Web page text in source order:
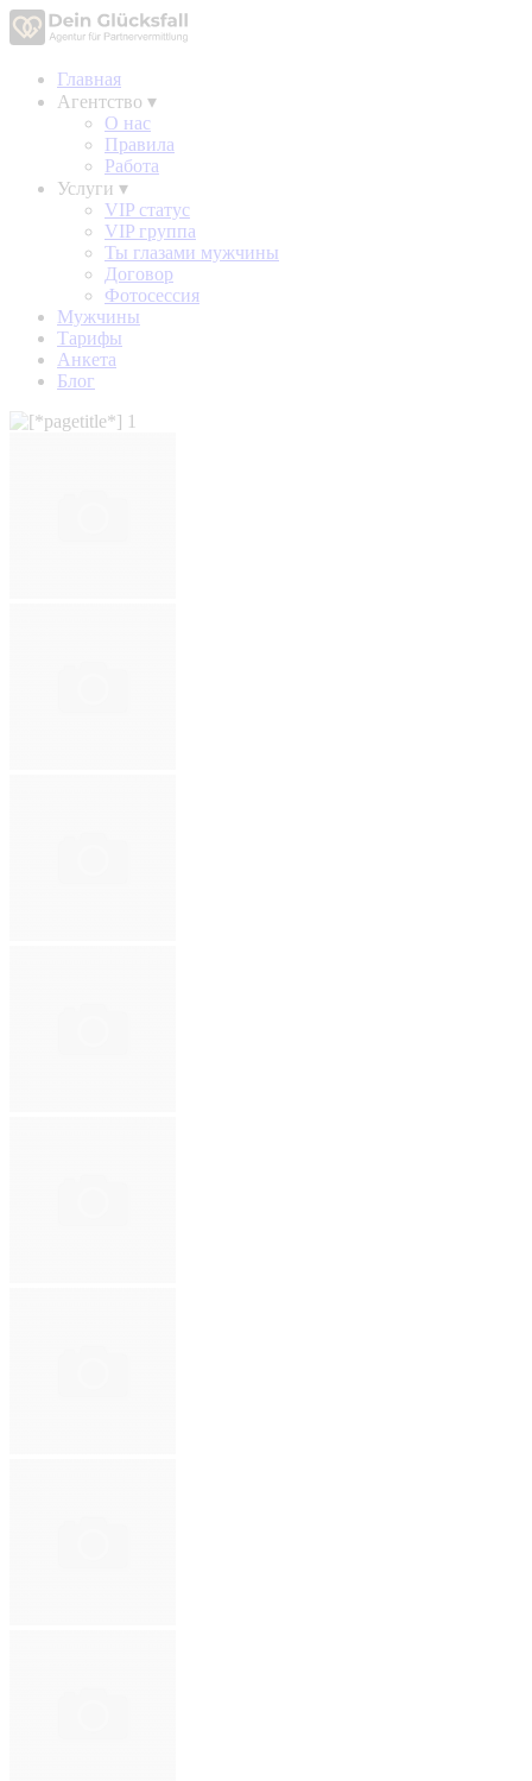
Главная
Агентство ▾
О нас
Правила
Работа
Услуги ▾
VIP статус
VIP группа
Ты глазами мужчины
Договор
Фотосессия
Мужчины
Тарифы
Анкета
Блог